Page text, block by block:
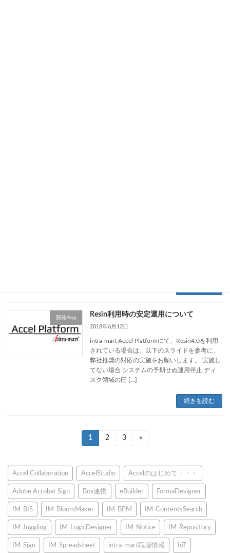
開発Blog Resin利用時の安定運用について
2018年6月12日
intra-mart Accel Platformにて、Resin4.0を利用
されている場合は、以下のスライドを参考に、
弊社推奨の対応の実施をお願いします。 実施し
てない場合 システムの予期せぬ運用停止 ディ
スク領域の圧 […]
続きを読む
の
ペ
ー
ジ
送
固
定
ー
ジ
1
固
ー
ジ
2
固
ー
ジ
3 »
Accel Collaboration AccelStudio Accelのはじめて・・・
Adobe Acrobat Sign Box連携 eBuilder FormaDesigner
IM-BIS IM-BloomMaker IM-BPM IM-ContentsSearch
IM-Juggling IM-LogicDesigner IM-Notice IM-Repository
IM-Sign IM-Spreadsheet intra-mart職場情報 IoT